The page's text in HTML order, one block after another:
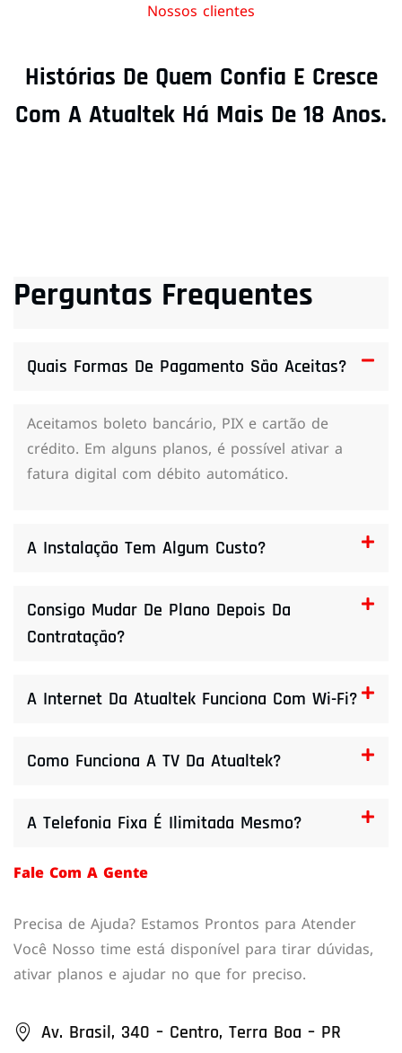
Nossos clientes
Histórias De Quem Confia E Cresce
Com A Atualtek Há Mais De 18 Anos.
Perguntas Frequentes
Quais Formas De Pagamento São Aceitas?
Aceitamos boleto bancário, PIX e cartão de
crédito. Em alguns planos, é possível ativar a
fatura digital com débito automático.
A Instalação Tem Algum Custo?
Consigo Mudar De Plano Depois Da
Contratação?
A Internet Da Atualtek Funciona Com Wi-Fi?
Como Funciona A TV Da Atualtek?
A Telefonia Fixa É Ilimitada Mesmo?
Fale Com A Gente
Precisa de Ajuda? Estamos Prontos para Atender
Você Nosso time está disponível para tirar dúvidas,
ativar planos e ajudar no que for preciso.
Av. Brasil, 340 – Centro, Terra Boa – PR